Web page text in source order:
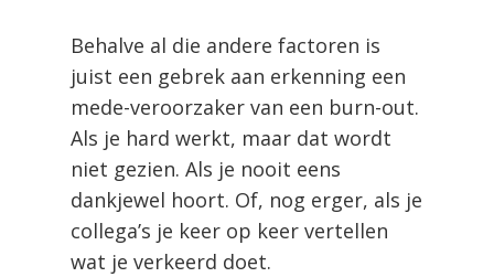
Behalve al die andere factoren is
juist een gebrek aan erkenning een
mede-veroorzaker van een burn-out.
Als je hard werkt, maar dat wordt
niet gezien. Als je nooit eens
dankjewel hoort. Of, nog erger, als je
collega’s je keer op keer vertellen
wat je verkeerd doet.